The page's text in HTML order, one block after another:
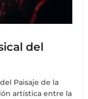
del
Paisaje de la
artística entre la